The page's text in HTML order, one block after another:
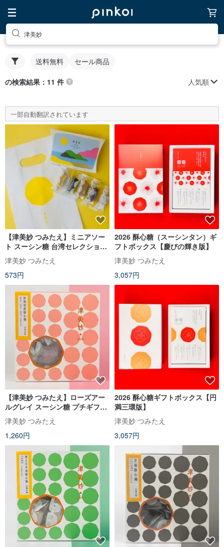
津美妙
送料無料 セール商品
の検索結果：11 件 人気順
一部自動翻訳されています
【津美妙 つみたえ】ミニアソー
ト スーシン糖 台湾セレクション
プチギフト お土産 (５個入)
津美妙 つみたえ
573円
2026 酥心糖（スーシンタン）ギ
フトボックス【慶びの輝き版】
津美妙 つみたえ
3,057円
【津美妙 つみたえ】ローズアー
ルグレイ スーシン糖 プチギフト
お土産 (12個入)
津美妙 つみたえ
1,260円
2026 酥心糖ギフトボックス【円
満三環版】
津美妙 つみたえ
3,057円